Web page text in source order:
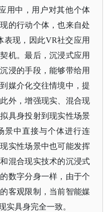
用中，用户对其他个体
的行动个体，也来自处
表现，因此VR社交应用
机。最后，沉浸式应用
浸的手段，能够带给用
媒介化交往情境中，提
外，增强现实、混合现
具身投射到现实性场景
景中直接与个体进行连
实性场景中也可能发挥
混合现实技术的沉浸式
数字分身一样，由于个
客观限制，当前智能媒
实具身完全一致。